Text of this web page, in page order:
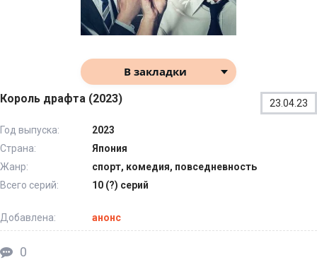
В закладки
Король драфта (2023) 23.04.23
Год выпуска:
2023
Страна:
Япония
Жанр:
спорт, комедия, повседневность
Всего серий:
10 (?) серий
Добавлена: анонс
0